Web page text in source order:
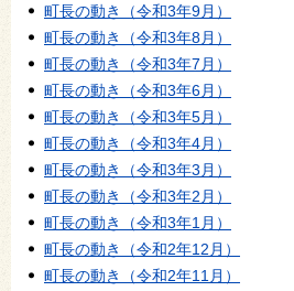
町長の動き（令和3年9月）
町長の動き（令和3年8月）
町長の動き（令和3年7月）
町長の動き（令和3年6月）
町長の動き（令和3年5月）
町長の動き（令和3年4月）
町長の動き（令和3年3月）
町長の動き（令和3年2月）
町長の動き（令和3年1月）
町長の動き（令和2年12月）
町長の動き（令和2年11月）